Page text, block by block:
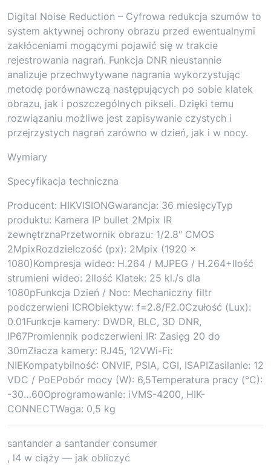
Digital Noise Reduction – Cyfrowa redukcja szumów to
system aktywnej ochrony obrazu przed ewentualnymi
zakłóceniami mogącymi pojawić się w trakcie
rejestrowania nagrań. Funkcja DNR nieustannie
analizuje przechwytywane nagrania wykorzystując
metodę porównawczą następujących po sobie klatek
obrazu, jak i poszczególnych pikseli. Dzięki temu
rozwiązaniu możliwe jest zapisywanie czystych i
przejrzystych nagrań zarówno w dzień, jak i w nocy.
Wymiary
Specyfikacja techniczna
Producent: HIKVISIONGwarancja: 36 miesięcyTyp
produktu: Kamera IP bullet 2Mpix IR
zewnętrznaPrzetwornik obrazu: 1/2.8″ CMOS
2MpixRozdzielczość (px): 2Mpix (1920 x
1080)Kompresja wideo: H.264 / MJPEG / H.264+Ilość
strumieni wideo: 2Ilość Klatek: 25 kl./s dla
1080pFunkcja Dzień / Noc: Mechaniczny filtr
podczerwieni ICRObiektyw: f=2.8/F2.0Czułość (Lux):
0.01Funkcje kamery: DWDR, BLC, 3D DNR,
IP67Promiennik podczerwieni IR: Zasięg 20 do
30mZłacza kamery: RJ45, 12VWi-Fi:
NIEKompatybilność: ONVIF, PSIA, CGI, ISAPIZasilanie: 12
VDC / PoEPobór mocy (W): 6,5Temperatura pracy (°C):
-30…60Oprogramowanie: iVMS-4200, HIK-
CONNECTWaga: 0,5 kg
santander a santander consumer
, l4 w ciąży — jak obliczyć